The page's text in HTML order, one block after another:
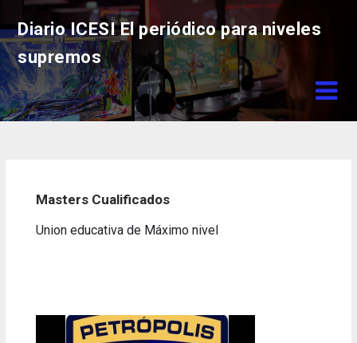
to
content
Diario ICESI El periódico para niveles
supremos
Masters Cualificados
Union educativa de Máximo nivel